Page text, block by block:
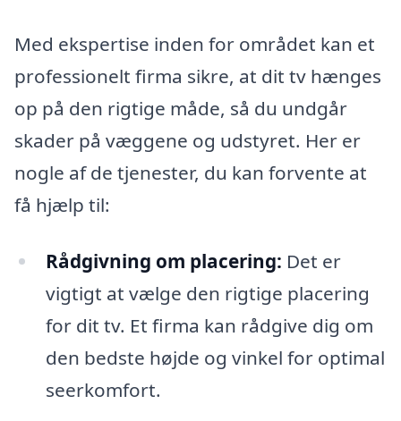
Med ekspertise inden for området kan et
professionelt firma sikre, at dit tv hænges
op på den rigtige måde, så du undgår
skader på væggene og udstyret. Her er
nogle af de tjenester, du kan forvente at
få hjælp til:
Rådgivning om placering: Det er
vigtigt at vælge den rigtige placering
for dit tv. Et firma kan rådgive dig om
den bedste højde og vinkel for optimal
seerkomfort.